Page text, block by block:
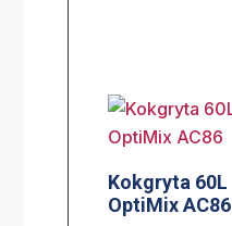
Kokgryta 60L
OptiMix AC86